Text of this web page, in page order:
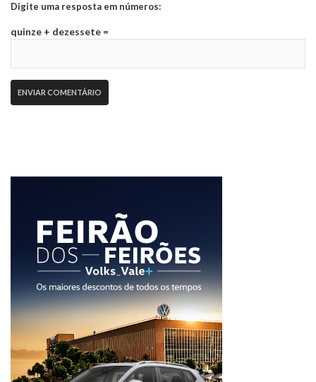
Digite uma resposta em números:
quinze + dezessete =